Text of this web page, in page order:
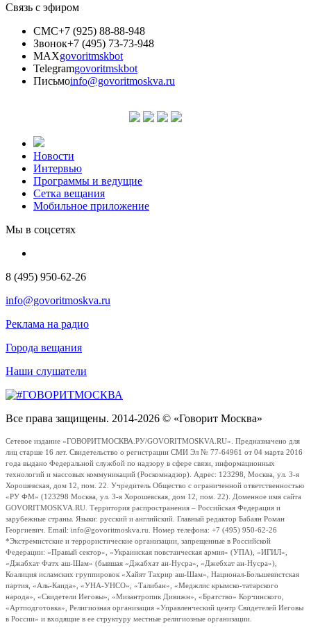
Связь с эфиром
СМС+7 (925) 88-88-948
Звонок+7 (495) 73-73-948
MAXgovoritmskbot
Telegramgovoritmskbot
Письмоinfo@govoritmoskva.ru
Новости
Интервью
Программы и ведущие
Сетка вещания
Мобильное приложение
Мы в соцсетях
8 (495) 950-62-26
info@govoritmoskva.ru
Реклама на радио
Города вещания
Наши слушатели
Все права защищены. 2014-2026 © «Говорит Москва»
Сетевое издание «ГОВОРИТМОСКВА.РУ/GOVORITMOSKVA.RU». Предназначено для
лиц старше 16 лет. Свидетельство о регистрации СМИ Эл № 77-64961 от 04 марта 2016
года выдано Федеральной службой по надзору в сфере связи, информационных
технологий и массовых коммуникаций (Роскомнадзор). Адрес: 123298, Москва, ул. 3-я
Хорошевская, дом 12, пом. 22. Учредитель Общество с ограниченной ответственностью
«РУ ФМ» (123298 Москва, ул. 3-я Хорошевская, дом 12, пом. 22). Доменное имя сайта
GOVORITMOSKVA.RU. Территория распространения – Российская Федерация и
зарубежные страны. Языки: русский и английский. Главный редактор Бабаян Роман
Георгиевич. Email: info@govoritmoskva.ru. Номер телефона: +7 (495) 950-62-26
*Экстремистские и террористические организации, запрещенные в Российской
Федерации: «Правый сектор», «Украинская повстанческая армия» (УПА), «ИГИЛ»,
«Джабхат Фатх аш-Шам» (бывшая «Джабхат ан-Нусра», «Джебхат ан-Нусра»),
Коалиция исламских группировок «Хайят Тахрир аш-Шам», Национал-Большевистская
партия, «Аль-Каида», «УНА-УНСО», «Талибан», «Меджлис крымско-татарского
народа», «Свидетели Иеговы», «Мизантропик Дивижн», «Братство» Корчинского,
«Артподготовка», Религиозная организация «Управленческий центр Свидетелей Иеговы
в России» и входящие в ее структуру местные религиозные организации.